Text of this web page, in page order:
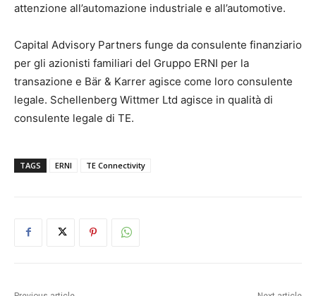
attenzione all’automazione industriale e all’automotive.
Capital Advisory Partners funge da consulente finanziario
per gli azionisti familiari del Gruppo ERNI per la
transazione e Bär & Karrer agisce come loro consulente
legale. Schellenberg Wittmer Ltd agisce in qualità di
consulente legale di TE.
TAGS ERNI TE Connectivity